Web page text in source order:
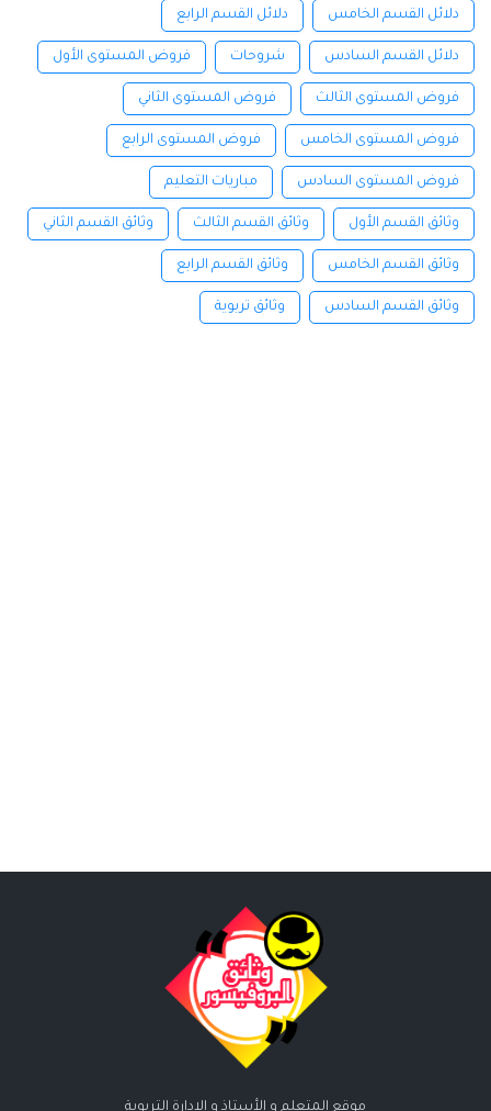
دلائل القسم الخامس دلائل القسم الرابع
دلائل القسم السادس شروحات فروض المستوى الأول
فروض المستوى الثالث فروض المستوى الثاني
فروض المستوى الخامس فروض المستوى الرابع
فروض المستوى السادس مباريات التعليم
وثائق القسم الأول وثائق القسم الثالث وثائق القسم الثاني
وثائق القسم الخامس وثائق القسم الرابع
وثائق القسم السادس وثائق تربوية